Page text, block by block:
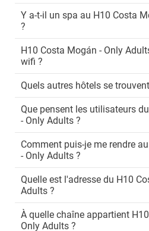
Y a-t-il un spa au H10 Costa
?
H10 Costa Mogán - Only
wifi ?
Quels autres hôtels se
Que pensent les utilisateurs
- Only Adults ?
Comment puis-je me rendre
- Only Adults ?
Quelle est l'adresse du H10
Adults ?
À quelle chaîne appartient
Only Adults ?